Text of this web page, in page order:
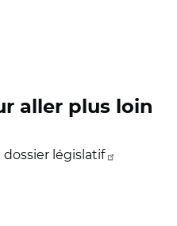
aller plus loin
dossier législatif